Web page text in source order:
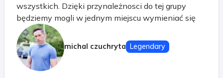
wszystkich. Dzięki przynależnosci do tej grupy
będziemy mogli w jednym miejscu wymieniać się
pytaniami i informacjami na różne tematy.
Tematyka grupy dowolna. Swobodna wymiana
poglądów. Zachęcam do subskrybowania i
udzielania się.
michal czuchryta Legendary